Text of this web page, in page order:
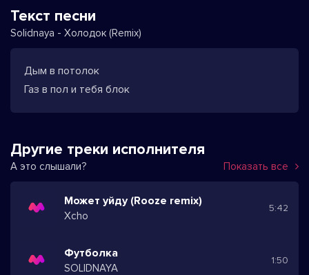
Текст песни
Solidnaya - Холодок (Remix)
Дым в потолок
Газ в пол и тебя блок
Другие треки исполнителя
А это слышали? Показать все
Может уйду (Rooze remix)
Xcho
5:42
Футболка
SOLIDNAYA
1:50